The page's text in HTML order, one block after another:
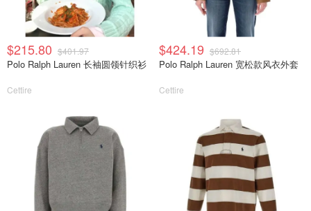
$215.80 $401.97
Polo Ralph Lauren 长袖圆领针织衫
Cettire
$424.19 $692.81
Polo Ralph Lauren 宽松款风衣外套
Cettire